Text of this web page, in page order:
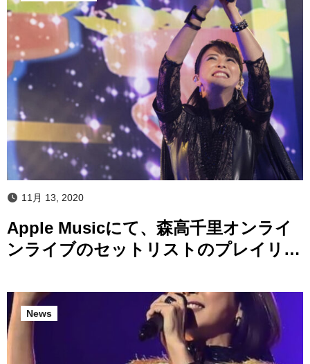
11月 13, 2020
Apple Musicにて、森高千里オンライ
ンライブのセットリストのプレイリス
News